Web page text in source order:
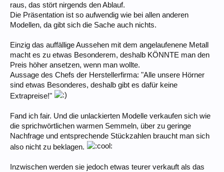
raus, das stört nirgends den Ablauf.
Die Präsentation ist so aufwendig wie bei allen anderen
Modellen, da gibt sich die Sache auch nichts.
Einzig das auffällige Aussehen mit dem angelaufenene Metall
macht es zu etwas Besonderem, deshalb KÖNNTE man den
Preis höher ansetzen, wenn man wollte.
Aussage des Chefs der Herstellerfirma: "Alle unsere Hörner
sind etwas Besonderes, deshalb gibt es dafür keine
Extrapreise!"
Fand ich fair. Und die unlackierten Modelle verkaufen sich wie
die sprichwörtlichen warmen Semmeln, über zu geringe
Nachfrage und entsprechende Stückzahlen braucht man sich
also nicht zu beklagen.
Inzwischen werden sie jedoch etwas teurer verkauft als das